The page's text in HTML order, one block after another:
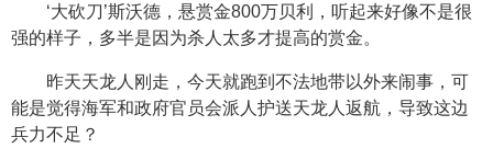
‘大砍刀’斯沃德，悬赏金800万贝利，听起来好像不是很
强的样子，多半是因为杀人太多才提高的赏金。
昨天天龙人刚走，今天就跑到不法地带以外来闹事，可
能是觉得海军和政府官员会派人护送天龙人返航，导致这边
兵力不足？